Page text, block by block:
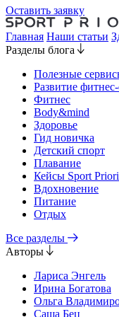
Оставить заявку
Главная Наши статьи
Разделы блога
Полезные
Развитие
Фитнес
Body&mind
Здоровье
Гид новичка
Детский спорт
Плавание
Кейсы Sport
Вдохновение
Питание
Отдых
Все разделы
Авторы
Лариса Энгель
Ирина Богатова
Ольга
Саша Бец